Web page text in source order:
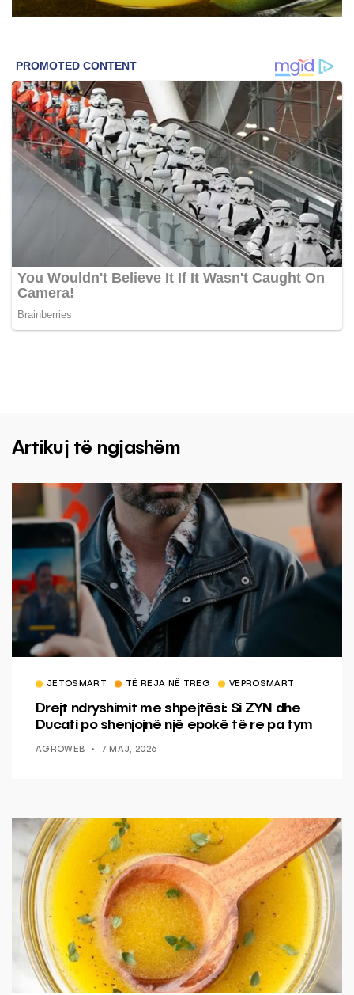
Artikuj të ngjashëm
JETOSMART TË REJA NË TREG VEPROSMART
Drejt ndryshimit me shpejtësi: Si ZYN dhe
Ducati po shenjojnë një epokë të re pa tym
AGROWEB 7 MAJ, 2026